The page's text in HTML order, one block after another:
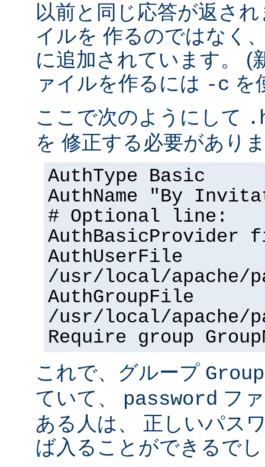
以前と同じ応答が返さ
イルを 作るのではなく
に追加されています。 (
ァイルを作るには -c を
ここで次のようにして
を 修正する必要があり
AuthType Basic
AuthName "By
# Optional line:
AuthBasicProvider
AuthUserFile
/usr/local/apache/
AuthGroupFile
/usr/local/apache/
Require group
これで、グループ
ていて、 password フ
ある人は、 正しいパス
ば入ることができるで